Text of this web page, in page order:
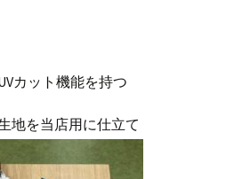
カット機能を持つ
地を当店用に仕立て